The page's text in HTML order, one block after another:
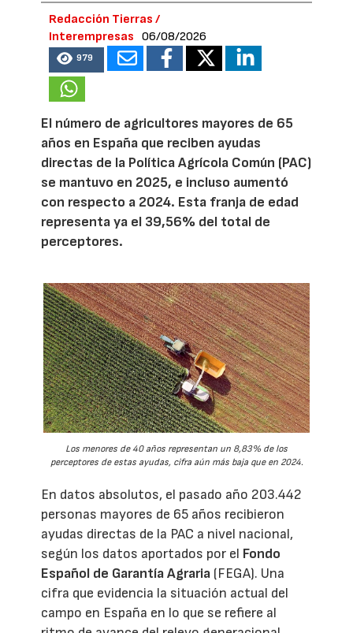
Redacción Tierras /
Interempresas
06/08/2026
979
El número de agricultores mayores de 65
años en España que reciben ayudas
directas de la Política Agrícola Común (PAC)
se mantuvo en 2025, e incluso aumentó
con respecto a 2024. Esta franja de edad
representa ya el 39,56% del total de
perceptores.
Los menores de 40 años representan un 8,83% de los
perceptores de estas ayudas, cifra aún más baja que en 2024.
En datos absolutos, el pasado año 203.442
personas mayores de 65 años recibieron
ayudas directas de la PAC a nivel nacional,
según los datos aportados por el Fondo
Español de Garantía Agraria (FEGA). Una
cifra que evidencia la situación actual del
campo en España en lo que se refiere al